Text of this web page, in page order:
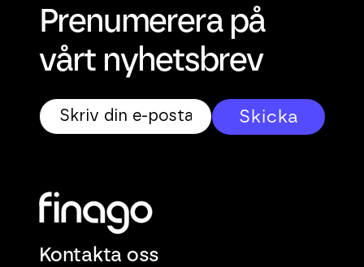
Prenumerera på
vårt nyhetsbrev
Kontakta oss